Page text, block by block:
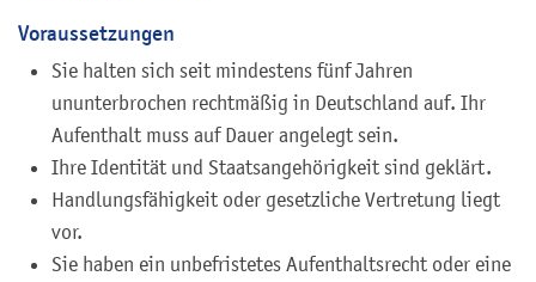
Voraussetzungen
Sie halten sich seit mindestens fünf Jahren
ununterbrochen rechtmäßig in Deutschland auf. Ihr
Aufenthalt muss auf Dauer angelegt sein.
Ihre Identität und Staatsangehörigkeit sind geklärt.
Handlungsfähigkeit oder gesetzliche Vertretung liegt
vor.
Sie haben ein unbefristetes Aufenthaltsrecht oder eine